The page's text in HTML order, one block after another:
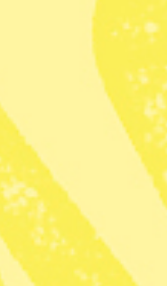
Tanken är
med Görvälns.
– Kyrkhamn är en
rekreationsområde
länsstyrelsen
miljöborgarråd och
Beslutet kommer inte
har varit aktuellt som
men anledningen är
soptipp i anslutning